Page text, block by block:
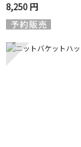
8,250 円
3